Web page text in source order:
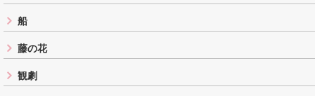
船
藤の花
観劇